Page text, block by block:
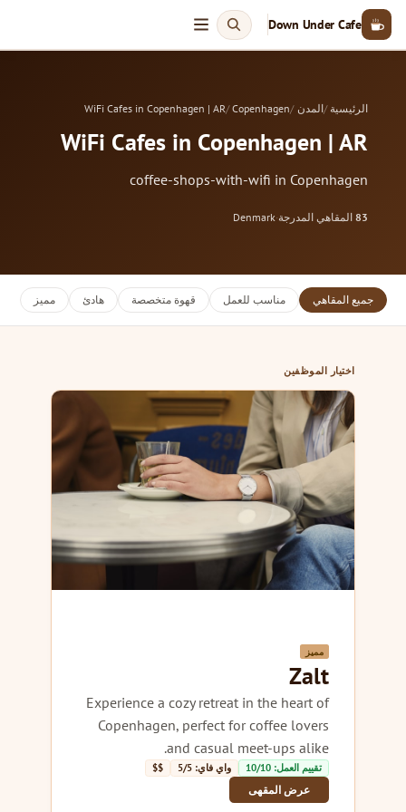
Down Under Cafe
الرئيسية المدن Copenhagen
WiFi Cafes in Copenhagen | AR
WiFi Cafes in Copenhagen | AR
coffee-shops-with-wifi in Copenhagen
83 المقاهي المدرجة·
Denmark
جميع المقاهي مناسب للعمل قهوة متخصصة هادئ مميز
اختيار الموظفين
مميز
Zalt
Experience a cozy retreat in the heart of
Copenhagen, perfect for coffee lovers
and casual meet-ups alike.
تقييم العمل: 10/10 واي فاي: 5/5 $$
عرض المقهى